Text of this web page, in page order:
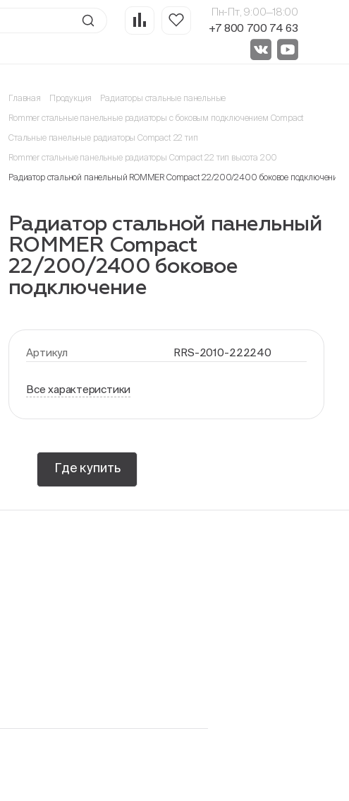
Пн-Пт, 9:00—18:00
+7 800 700 74 63
Главная Продукция Радиаторы стальные панельные
Rommer стальные панельные радиаторы с боковым подключением Compact
Стальные панельные радиаторы Compact 22 тип
Rommer стальные панельные радиаторы Compact 22 тип высота 200
Радиатор стальной панельный ROMMER Compact 22/200/2400 боковое подключение
Радиатор стальной панельный
ROMMER Compact
22/200/2400 боковое
подключение
Артикул RRS-2010-222240
Все характеристики
Где купить